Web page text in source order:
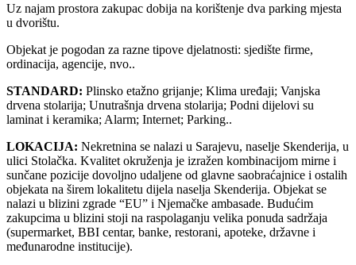
Uz najam prostora zakupac dobija na korištenje dva parking mjesta
u dvorištu.
Objekat je pogodan za razne tipove djelatnosti: sjedište firme,
ordinacija, agencije, nvo..
STANDARD: Plinsko etažno grijanje; Klima uređaji; Vanjska
drvena stolarija; Unutrašnja drvena stolarija; Podni dijelovi su
laminat i keramika; Alarm; Internet; Parking..
LOKACIJA: Nekretnina se nalazi u Sarajevu, naselje Skenderija, u
ulici Stolačka. Kvalitet okruženja je izražen kombinacijom mirne i
sunčane pozicije dovoljno udaljene od glavne saobraćajnice i ostalih
objekata na širem lokalitetu dijela naselja Skenderija. Objekat se
nalazi u blizini zgrade “EU” i Njemačke ambasade. Budućim
zakupcima u blizini stoji na raspolaganju velika ponuda sadržaja
(supermarket, BBI centar, banke, restorani, apoteke, državne i
međunarodne institucije).